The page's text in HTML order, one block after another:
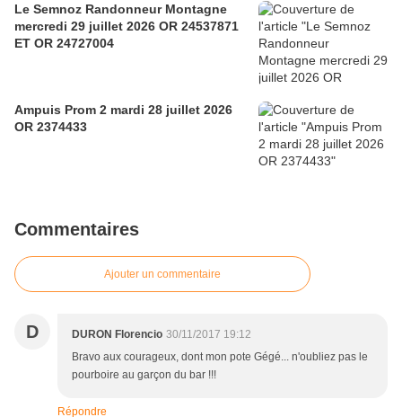
Le Semnoz Randonneur Montagne
mercredi 29 juillet 2026 OR 24537871
ET OR 24727004
Ampuis Prom 2 mardi 28 juillet 2026
OR 2374433
Commentaires
Ajouter un commentaire
D DURON Florencio 30/11/2017 19:12
Bravo aux courageux, dont mon pote Gégé... n'oubliez pas le
pourboire au garçon du bar !!!
Répondre